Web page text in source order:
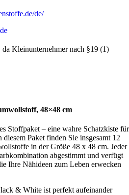
de/
Kleinunternehmer nach §19 (1)
48×48 cm
Stoffpaket – eine wahre Schatzkiste für
Paket finden Sie insgesamt 12
in der Größe 48 x 48 cm. Jeder
abgestimmt und verfügt
Ihre Nähideen zum Leben erwecken
& White ist perfekt aufeinander